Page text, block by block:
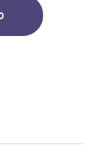
SFP